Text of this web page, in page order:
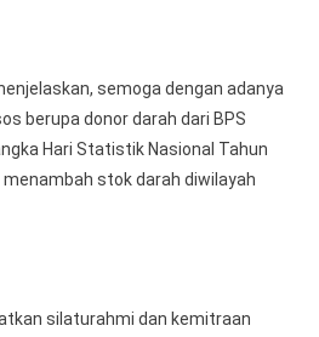
semoga dengan adanya
berupa donor darah dari BPS
Hari Statistik Nasional Tahun
stok darah diwilayah
silaturahmi dan kemitraan